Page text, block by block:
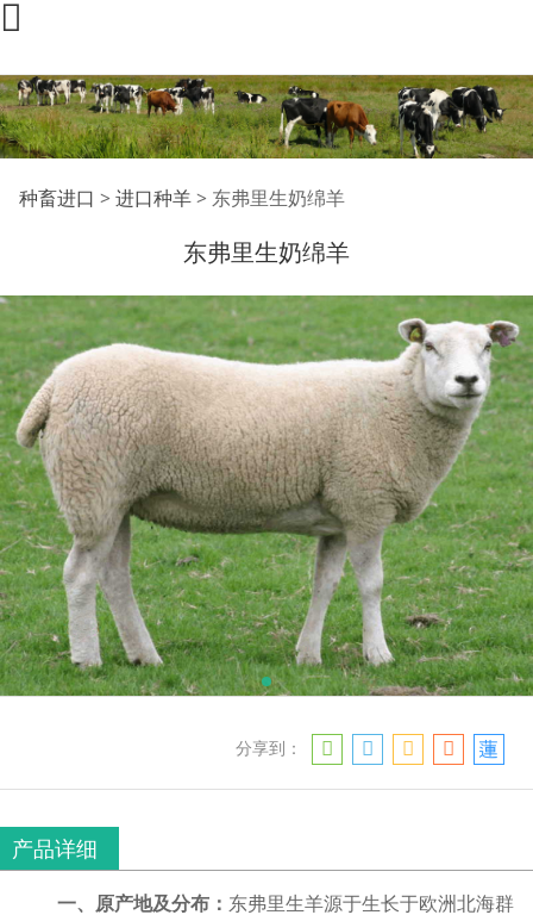
东弗里生奶绵羊
种畜进口 > 进口种羊> 东弗里生奶绵羊
东弗里生奶绵羊
分享到：
产品详细
一、原产地及分布： 东弗里生羊源于生长于欧洲北海群